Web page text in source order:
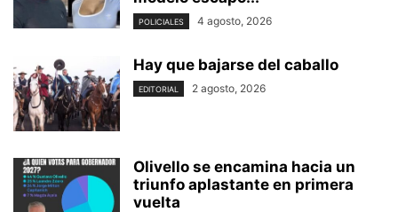
POLICIALES 4 agosto, 2026
Hay que bajarse del caballo
EDITORIAL 2 agosto, 2026
Olivello se encamina hacia un
triunfo aplastante en primera
vuelta